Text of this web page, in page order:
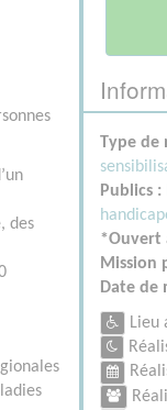
des
Type de
Publics :
*Ouvert
Mission
Date de
Lieu